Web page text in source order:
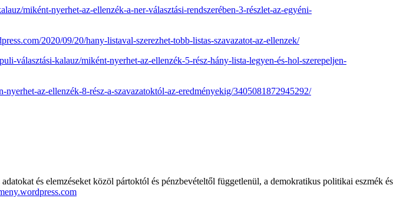
miként-nyerhet-az-ellenzék-a-ner-választási-rendszerében-3-részlet-az-egyéni-
2020/09/20/hany-listaval-szerezhet-tobb-listas-szavazatot-az-ellenzek/
választási-kalauz/miként-nyerhet-az-ellenzék-5-rész-hány-lista-legyen-és-hol-szerepeljen-
az-ellenzék-8-rész-a-szavazatoktól-az-eredményekig/3405081872945292/
és elemzéseket közöl pártoktól és pénzbevételtől függetlenül, a demokratikus politikai eszmék és